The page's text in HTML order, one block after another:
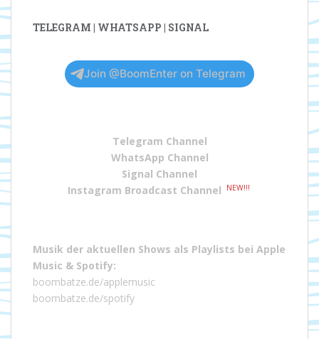
TELEGRAM | WHATSAPP | SIGNAL
Join @BoomEnter on Telegram
Telegram Channel
WhatsApp Channel
Signal Channel
Instagram Broadcast Channel
NEW!!!
Musik der aktuellen Shows als Playlists bei Apple
Music & Spotify:
boombatze.de/applemusic
boombatze.de/spotify